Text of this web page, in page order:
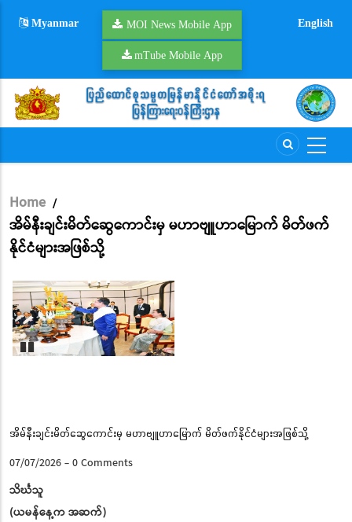
Myanmar MOI News Mobile App
mTube Mobile App
English
Breadcrumb
Home /
အိမ်နီးချင်းမိတ်ဆွေကောင်းမှ မဟာဗျူဟာမြောက် မိတ်ဖက်
နိုင်ငံများအဖြစ်သို့
အိမ်နီးချင်းမိတ်ဆွေကောင်းမှ မဟာဗျူဟာမြောက် မိတ်ဖက်နိုင်ငံများအဖြစ်သို့
07/07/2026-0 Comments
သိင်္ဃသူ
(ယမန်နေ့က အဆက်)